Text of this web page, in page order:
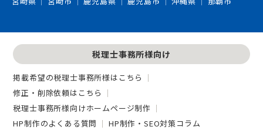
税理士事務所様向け
掲載希望の税理士事務所様はこちら
修正・削除依頼はこちら
税理士事務所様向けホームページ制作
HP制作のよくある質問
HP制作・SEO対策コラム